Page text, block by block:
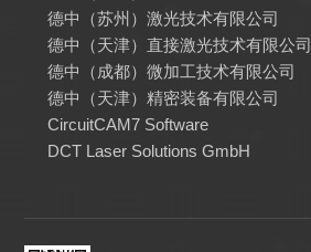
德中（苏州）激光技术有限公司
德中（天津）直接激光技术有限公司
德中（成都）微加工技术有限公司
德中（天津）精密装备有限公司
CircuitCAM7 Software
DCT Laser Solutions GmbH